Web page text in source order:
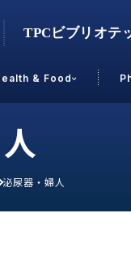
& Food
で選ぶ
泌尿器・婦人